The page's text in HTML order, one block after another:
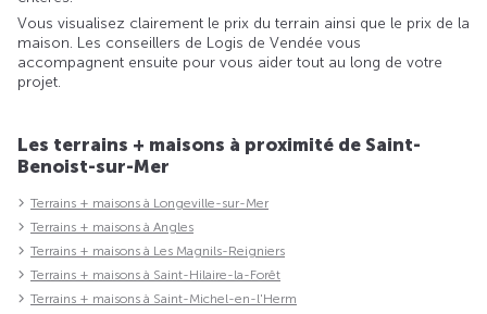
Vous visualisez clairement le prix du terrain ainsi que le prix de la
maison. Les conseillers de Logis de Vendée vous
accompagnent ensuite pour vous aider tout au long de votre
projet.
Les terrains + maisons à proximité de Saint-
Benoist-sur-Mer
Terrains + maisons à Longeville-sur-Mer
Terrains + maisons à Angles
Terrains + maisons à Les Magnils-Reigniers
Terrains + maisons à Saint-Hilaire-la-Forêt
Terrains + maisons à Saint-Michel-en-l'Herm